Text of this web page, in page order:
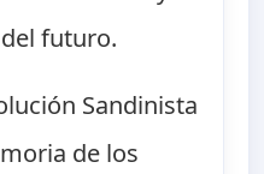
futuro.
Sandinista
de los